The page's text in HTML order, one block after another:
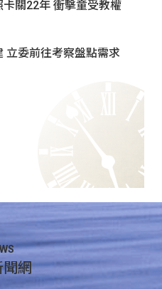
關22年 衝擊童受教權
立委前往考察盤點需求
網